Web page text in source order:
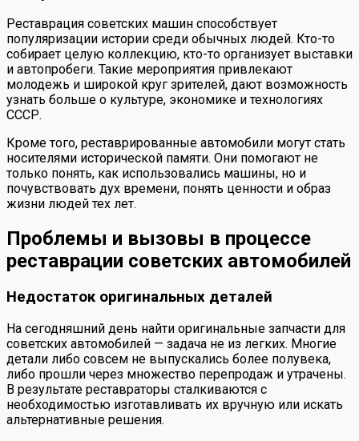
Реставрация советских машин способствует
популяризации истории среди обычных людей. Кто-то
собирает целую коллекцию, кто-то организует выставки
и автопробеги. Такие мероприятия привлекают
молодежь и широкой круг зрителей, дают возможность
узнать больше о культуре, экономике и технологиях
СССР.
Кроме того, реставрированные автомобили могут стать
носителями исторической памяти. Они помогают не
только понять, как использовались машины, но и
почувствовать дух времени, понять ценности и образ
жизни людей тех лет.
Проблемы и вызовы в процессе
реставрации советских автомобилей
Недостаток оригинальных деталей
На сегодняшний день найти оригинальные запчасти для
советских автомобилей — задача не из легких. Многие
детали либо совсем не выпускались более полувека,
либо прошли через множество перепродаж и утрачены.
В результате реставраторы сталкиваются с
необходимостью изготавливать их вручную или искать
альтернативные решения.